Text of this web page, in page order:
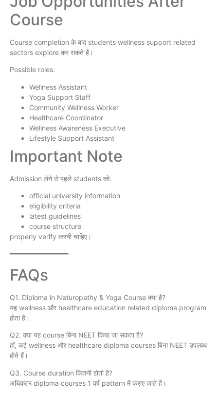
Course
Course completion के बाद students wellness support related
sectors explore कर सकते हैं।
Possible roles:
Wellness Assistant
Yoga Support Staff
Community Wellness Worker
Healthcare Coordinator
Wellness Awareness Executive
Lifestyle Support Assistant
Important Note
Admission लेने से पहले students को:
official university information
eligibility criteria
latest guidelines
course structure
properly verify करनी चाहिए।
━━━━━━━━━━━━━━━
FAQs
Q1. Diploma in Naturopathy & Yoga Course क्या है?
यह wellness और healthcare education related diploma program
होता है।
Q2. क्या यह course बिना NEET किया जा सकता है?
हाँ, कई wellness और healthcare diploma courses बिना NEET उपलब्ध
होते हैं।
Q3. Course duration कितनी होती है?
अधिकतर diploma courses 1 वर्ष pattern में कराए जाते हैं।